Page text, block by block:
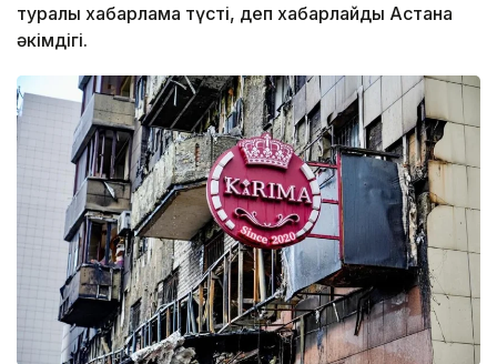
туралы хабарлама түсті, деп хабарлайды Астана
әкімдігі.